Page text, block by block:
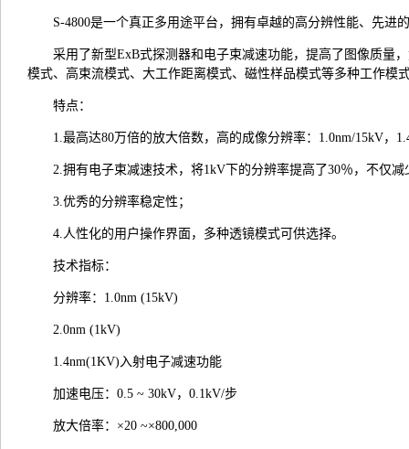
S-4800是一个真正多用途平台，拥有卓越的高分辨性能、先
采用了新型ExB式探测器和电子束减速功能，提高了图像质量
模式、高束流模式、大工作距离模式、磁性样品模式等多种工作模
特点：
1.最高达80万倍的放大倍数，高的成像分辨率：1.0nm/15kV，
2.拥有电子束减速技术，将1kV下的分辨率提高了30％，不仅
3.优秀的分辨率稳定性；
4.人性化的用户操作界面，多种透镜模式可供选择。
技术指标：
分辨率：1.0nm (15kV)
2.0nm (1kV)
1.4nm(1KV)入射电子减速功能
加速电压：0.5 ~ 30kV，0.1kV/步
放大倍率：×20 ~×800,000